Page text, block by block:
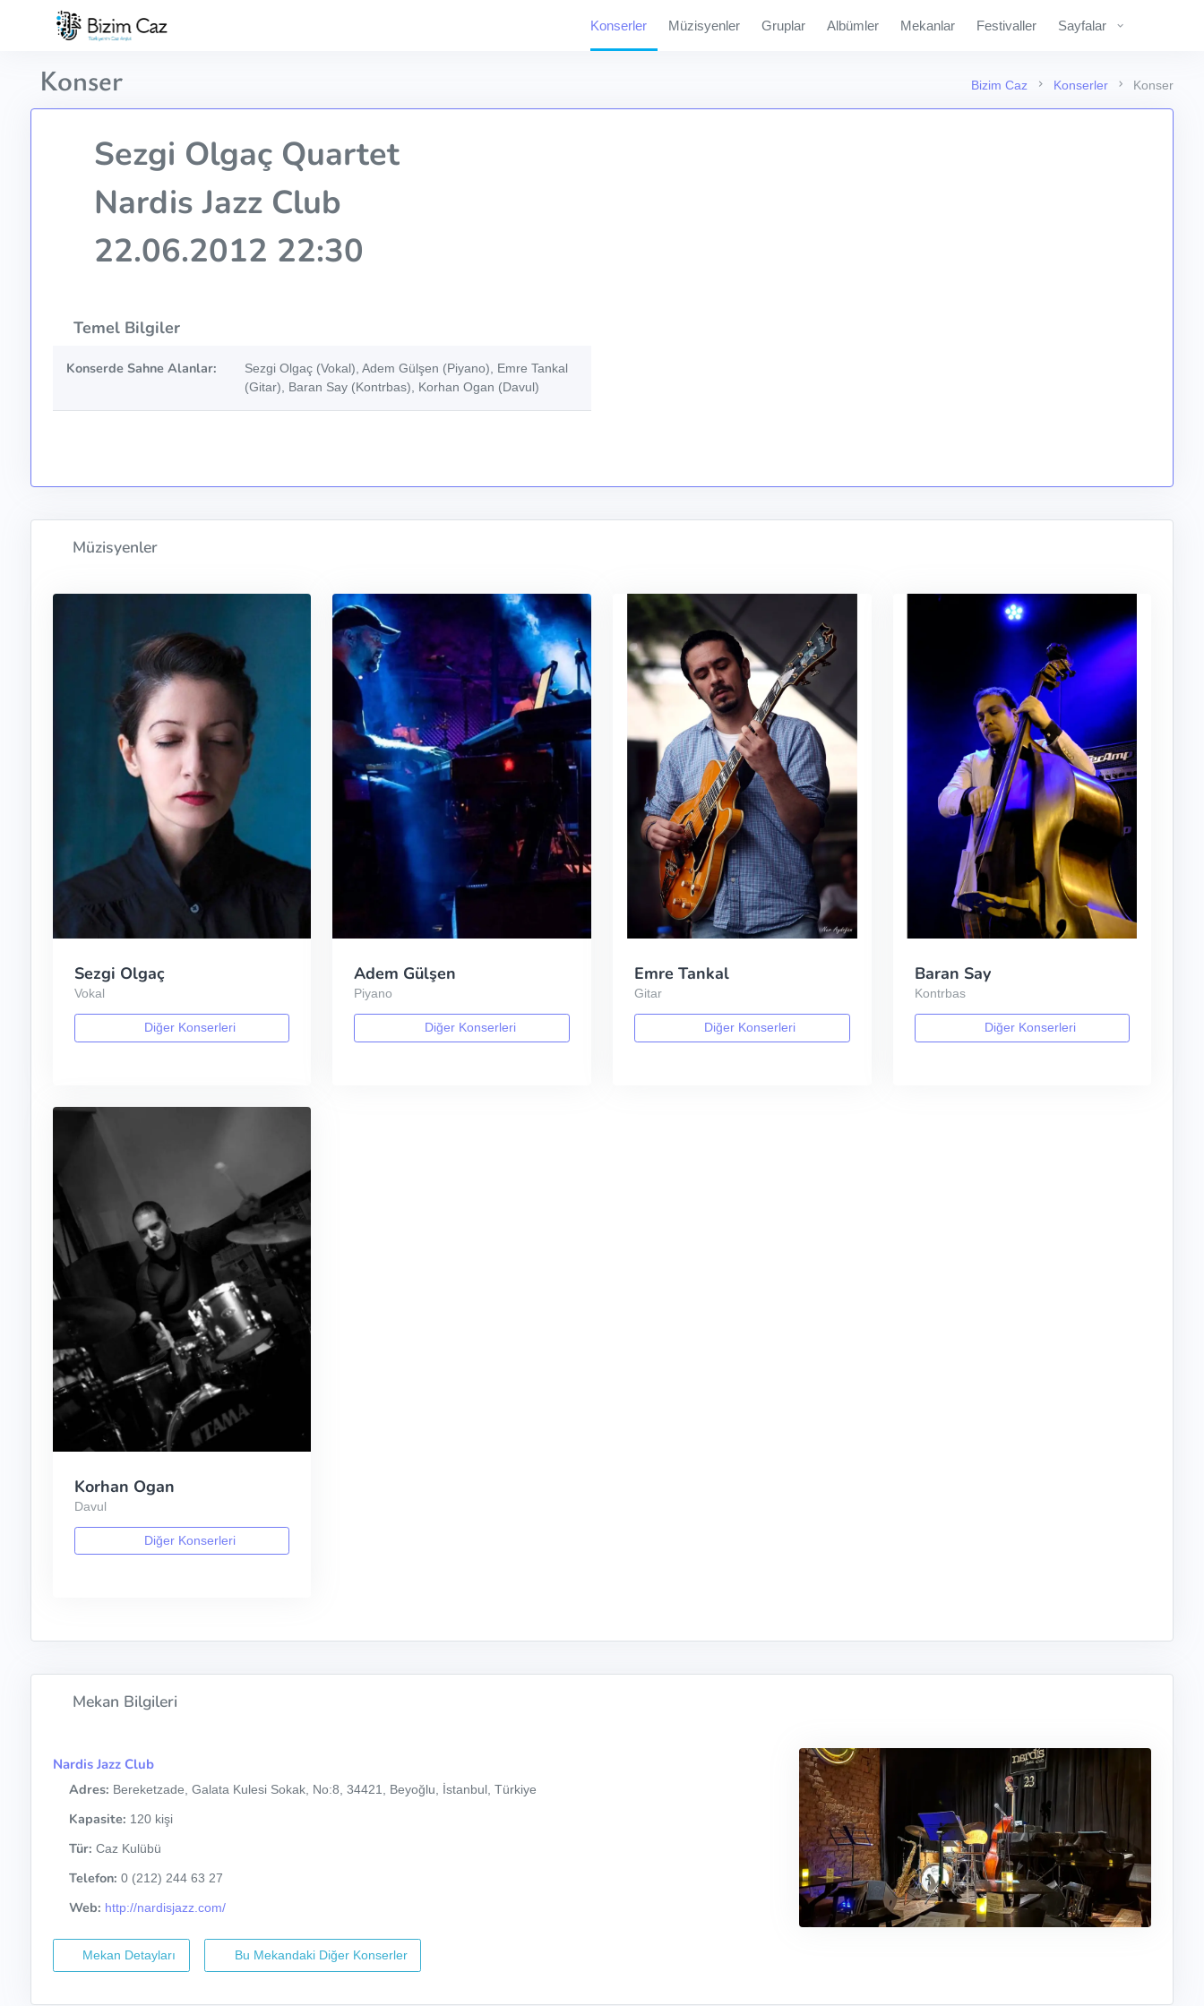
Konserler Müzisyenler Gruplar Albümler Mekanlar Festivaller Sayfalar
Bizim Caz Konserler Konser
Konser
Sezgi Olgaç Quartet
Nardis Jazz Club
22.06.2012 22:30
Temel Bilgiler
Konserde Sahne Alanlar:
Sezgi Olgaç (Vokal), Adem Gülşen (Piyano), Emre Tankal
(Gitar), Baran Say (Kontrbas), Korhan Ogan (Davul)
Müzisyenler
Sezgi Olgaç
Vokal
Diğer Konserleri
Adem Gülşen
Piyano
Diğer Konserleri
Emre Tankal
Gitar
Diğer Konserleri
Baran Say
Kontrbas
Diğer Konserleri
Korhan Ogan
Davul
Diğer Konserleri
Mekan Bilgileri
Nardis Jazz Club
Adres: Bereketzade, Galata Kulesi Sokak, No:8, 34421, Beyoğlu, İstanbul, Türkiye
Kapasite: 120 kişi
Tür: Caz Kulübü
Telefon: 0 (212) 244 63 27
Web: http://nardisjazz.com/
Mekan Detayları Bu Mekandaki Diğer Konserler